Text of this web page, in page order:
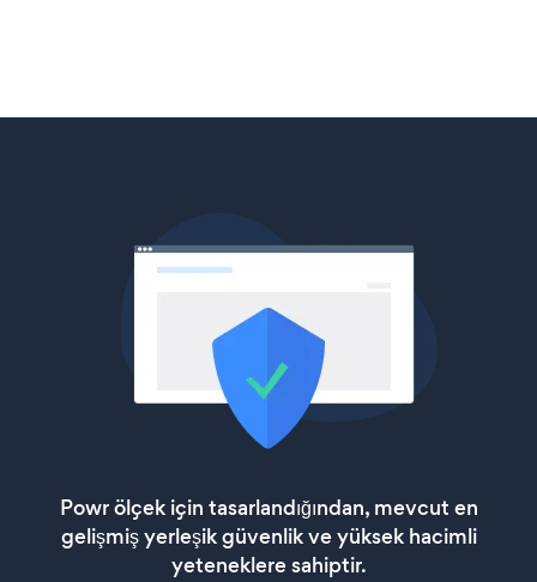
Powr ölçek için tasarlandığından, mevcut en
gelişmiş yerleşik güvenlik ve yüksek hacimli
yeteneklere sahiptir.